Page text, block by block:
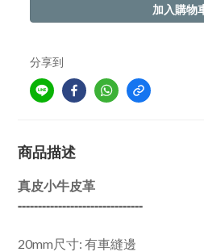
加入購物
分享到
商品描述
真皮小牛皮革
-------------------------------
20mm尺寸: 有車縫邊